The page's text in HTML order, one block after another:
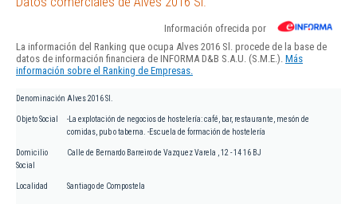
Información ofrecida por
La información del Ranking que ocupa Alves 2016 Sl. procede de la base de
datos de información financiera de INFORMA D&B S.A.U. (S.M.E.). Más
información sobre el Ranking de Empresas.
Denominación Alves 2016 Sl.
Objeto Social
-La explotación de negocios de hostelería: café, bar, restaurante, mesón de
comidas, pub o taberna. -Escuela de formación de hostelería
Domicilio
Social
Calle de Bernardo Barreiro de Vazquez Varela , 12 - 14 16 BJ
Localidad Santiago de Compostela